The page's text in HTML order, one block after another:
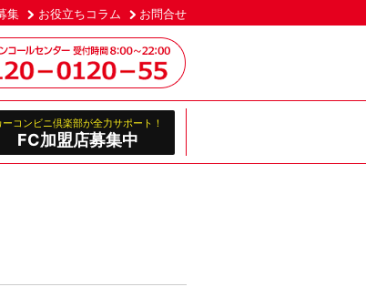
集 お役立ちコラム お問合せ
ーコンビニ倶楽部が全力サポート！
FC加盟店募集中